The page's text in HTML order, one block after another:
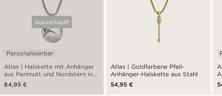
Ausverkauft
Atlas | Halskette mit Anhänger
aus Perlmutt und Nordstern in
limitierter Auflage
Personalisierbar
84,95 €
Atlas | Goldfarbene Pfeil-
Anhänger-Halskette aus Stahl
54,95 €